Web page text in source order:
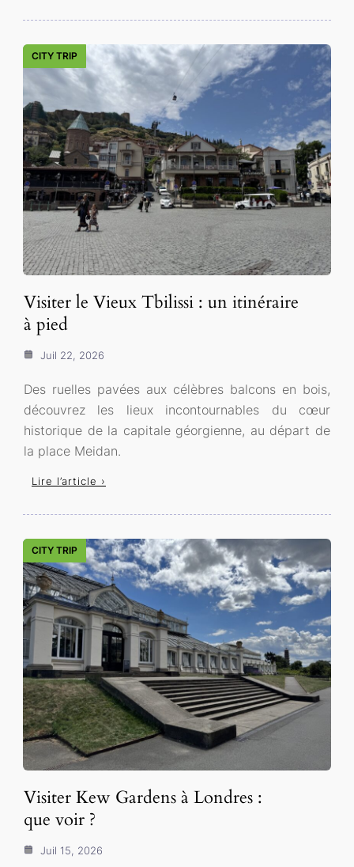
CITY TRIP
Visiter le Vieux Tbilissi : un itinéraire
à pied
Juil 22, 2026
Des ruelles pavées aux célèbres balcons en bois,
découvrez les lieux incontournables du cœur
historique de la capitale géorgienne, au départ de
la place Meidan.
Lire l’article ›
CITY TRIP
Visiter Kew Gardens à Londres :
que voir ?
Juil 15, 2026